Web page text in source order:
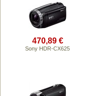
470,89 €
Sony HDR-CX625